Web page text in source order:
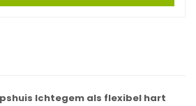
Ichtegem als flexibel hart